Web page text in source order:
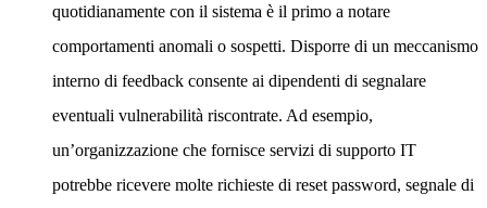
quotidianamente con il sistema è il primo a notare
comportamenti anomali o sospetti. Disporre di un meccanismo
interno di feedback consente ai dipendenti di segnalare
eventuali vulnerabilità riscontrate. Ad esempio,
un’organizzazione che fornisce servizi di supporto IT
potrebbe ricevere molte richieste di reset password, segnale di